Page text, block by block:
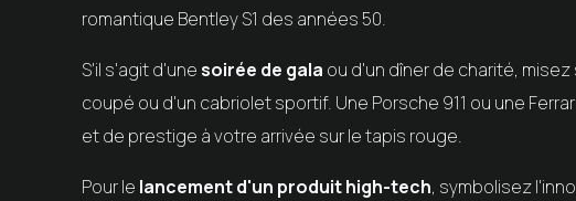
romantique Bentley S1 des années 50.
S'il s'agit d'unesoirée de gala ou d'un dîner de charité,
coupé ou d'un cabriolet sportif. Une Porsche 911 ou une
et de prestige à votre arrivée sur le tapis rouge.
Pour le lancement d'un produit high-tech, symbolisez